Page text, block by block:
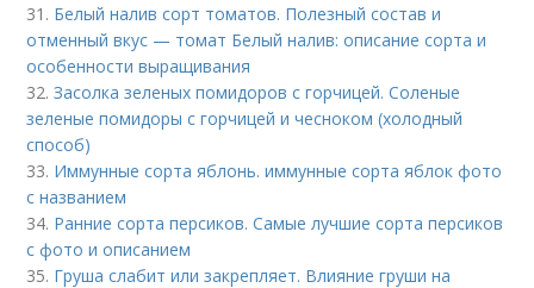
31. Белый налив сорт томатов. Полезный состав и
отменный вкус — томат Белый налив: описание сорта и
особенности выращивания
32.Засолка зеленых помидоров с горчицей. Соленые
зеленые помидоры с горчицей и чесноком (холодный
способ)
33. Иммунные сорта яблонь. иммунные сорта яблок фото
с названием
34. Ранние сорта персиков. Самые лучшие сорта персиков
с фото и описанием
35. Груша слабит или закрепляет. Влияние груши на